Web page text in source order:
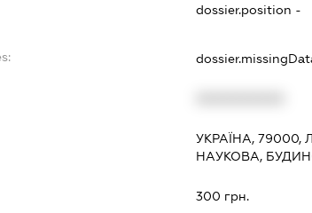
dossier.position -
УКРАЇНА, 79000,
НАУКОВА,
300 грн.